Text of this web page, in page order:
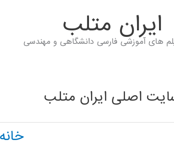
ايران متلب
های آموزشی فارسی دانشگاهی و مهندسی
اصلی ایران متلب
خانه